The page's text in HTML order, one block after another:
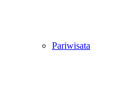
Pariwisata